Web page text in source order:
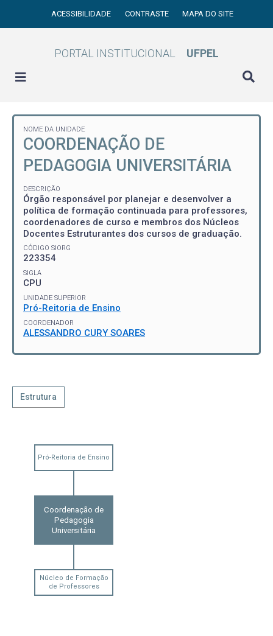
ACESSIBILIDADE CONTRASTE MAPA DO SITE
PORTAL INSTITUCIONAL UFPEL
NOME DA UNIDADE
COORDENAÇÃO DE
PEDAGOGIA UNIVERSITÁRIA
DESCRIÇÃO
Órgão responsável por planejar e desenvolver a
política de formação continuada para professores,
coordenadores de curso e membros dos Núcleos
Docentes Estruturantes dos cursos de graduação.
CÓDIGO SIORG
223354
SIGLA
CPU
UNIDADE SUPERIOR
Pró-Reitoria de Ensino
COORDENADOR
ALESSANDRO CURY SOARES
Estrutura
Pró-Reitoria de Ensino
Coordenação de
Pedagogia
Universitária
Núcleo de Formação
de Professores